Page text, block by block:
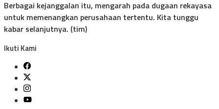
Berbagai kejanggalan itu, mengarah pada dugaan rekayasa
untuk memenangkan perusahaan tertentu. Kita tunggu
kabar selanjutnya. (tim)
Ikuti Kami